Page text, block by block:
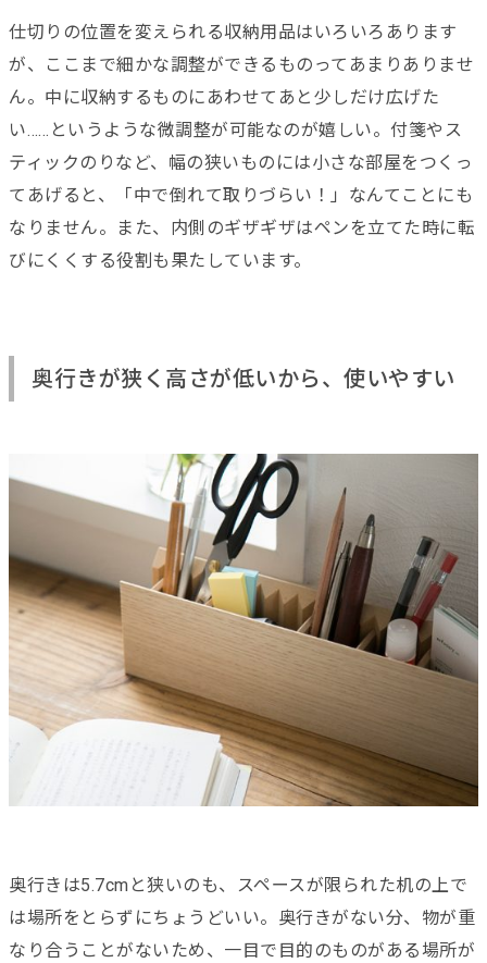
仕切りの位置を変えられる収納用品はいろいろあります
が、ここまで細かな調整ができるものってあまりありませ
ん。中に収納するものにあわせてあと少しだけ広げた
い……というような微調整が可能なのが嬉しい。付箋やス
ティックのりなど、幅の狭いものには小さな部屋をつくっ
てあげると、「中で倒れて取りづらい！」なんてことにも
なりません。また、内側のギザギザはペンを立てた時に転
びにくくする役割も果たしています。
奥行きが狭く高さが低いから、使いやすい
奥行きは5.7cmと狭いのも、スペースが限られた机の上で
は場所をとらずにちょうどいい。奥行きがない分、物が重
なり合うことがないため、一目で目的のものがある場所が